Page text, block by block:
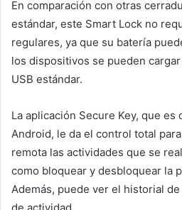
En comparación con otras
estándar, este Smart Lock no
regulares, ya que su batería
los dispositivos se pueden
USB estándar.
La aplicación Secure Key, que es
Android, le da el control total
remota las actividades que se
como bloquear y desbloquear la
Además, puede ver el historial